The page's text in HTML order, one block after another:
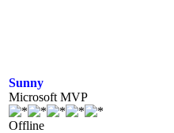
Sunny
Microsoft MVP
Offline